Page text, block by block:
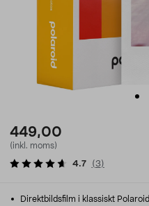
449,00
(inkl. moms)
4.7 (3)
Direktbildsfilm i klassiskt